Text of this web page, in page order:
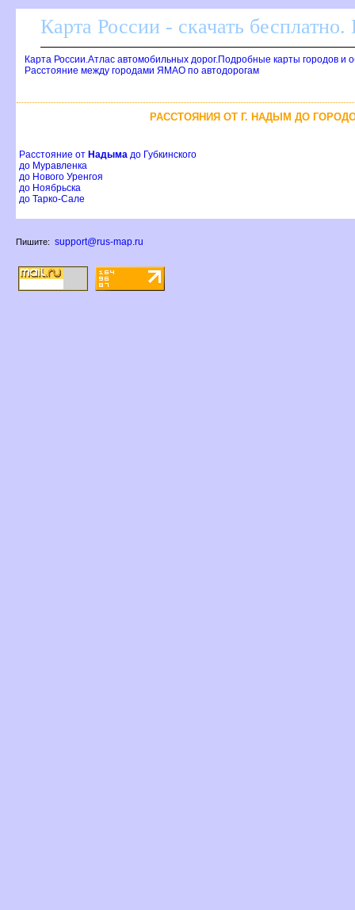
Карта России - скачать
Карта России.Атлас автомобильных дорог.Подробные карты городов и
Расстояние между городами ЯМАО по автодорогам
РАССТОЯНИЯ ОТ Г. НАДЫМ ДО
Расстояние от Надыма до Губкинского
до Муравленка
до Нового Уренгоя
до Ноябрьска
до Тарко-Сале
Пишите: support@rus-map.ru